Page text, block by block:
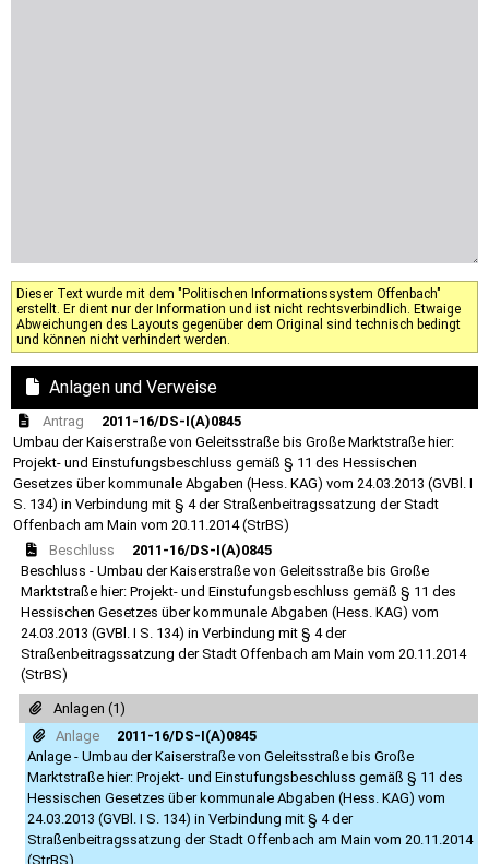
Dieser Text wurde mit dem "Politischen Informationssystem Offenbach"
erstellt. Er dient nur der Information und ist nicht rechtsverbindlich. Etwaige
Abweichungen des Layouts gegenüber dem Original sind technisch bedingt
und können nicht verhindert werden.
Anlagen und Verweise
Antrag
2011-16/DS-I(A)0845
Umbau der Kaiserstraße von Geleitsstraße bis Große Marktstraße hier:
Projekt- und Einstufungsbeschluss gemäß § 11 des Hessischen
Gesetzes über kommunale Abgaben (Hess. KAG) vom 24.03.2013 (GVBl. I
S. 134) in Verbindung mit § 4 der Straßenbeitragssatzung der Stadt
Offenbach am Main vom 20.11.2014 (StrBS)
Beschluss
2011-16/DS-I(A)0845
Beschluss - Umbau der Kaiserstraße von Geleitsstraße bis Große
Marktstraße hier: Projekt- und Einstufungsbeschluss gemäß § 11 des
Hessischen Gesetzes über kommunale Abgaben (Hess. KAG) vom
24.03.2013 (GVBl. I S. 134) in Verbindung mit § 4 der
Straßenbeitragssatzung der Stadt Offenbach am Main vom 20.11.2014
(StrBS)
Anlagen (1)
Anlage
2011-16/DS-I(A)0845
Anlage - Umbau der Kaiserstraße von Geleitsstraße bis Große
Marktstraße hier: Projekt- und Einstufungsbeschluss gemäß § 11 des
Hessischen Gesetzes über kommunale Abgaben (Hess. KAG) vom
24.03.2013 (GVBl. I S. 134) in Verbindung mit § 4 der
Straßenbeitragssatzung der Stadt Offenbach am Main vom 20.11.2014
(StrBS)